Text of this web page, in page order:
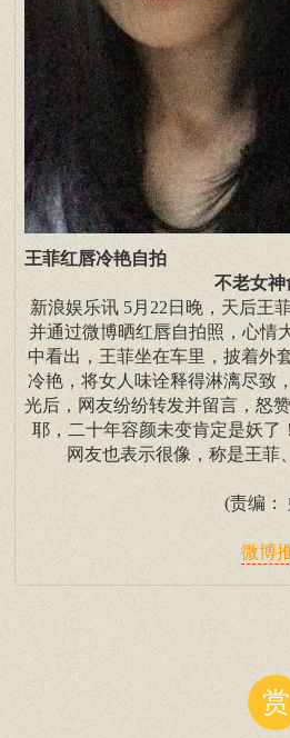
王菲红唇冷艳自拍
不老女神
新浪娱乐讯 5月22日晚，天后王
并通过微博晒红唇自拍照，心情
中看出，王菲坐在车里，披着外
冷艳，将女人味诠释得淋漓尽致
光后，网友纷纷转发并留言，怒
耶，二十年容颜未变肯定是妖了
网友也表示很像，称是王菲
(责编：
微博
赏